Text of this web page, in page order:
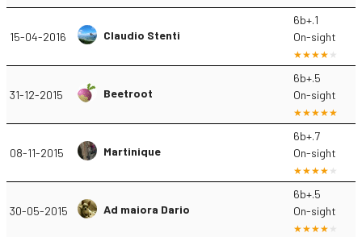
15-04-2016 Claudio Stenti
6b+.1
On-sight
31-12-2015 Beetroot
6b+.5
On-sight
08-11-2015 Martinique
6b+.7
On-sight
30-05-2015 Ad maiora Dario
6b+.5
On-sight